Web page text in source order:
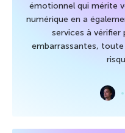
émotionnel qui mérite
numérique en a
services à
embarrassantes, toute